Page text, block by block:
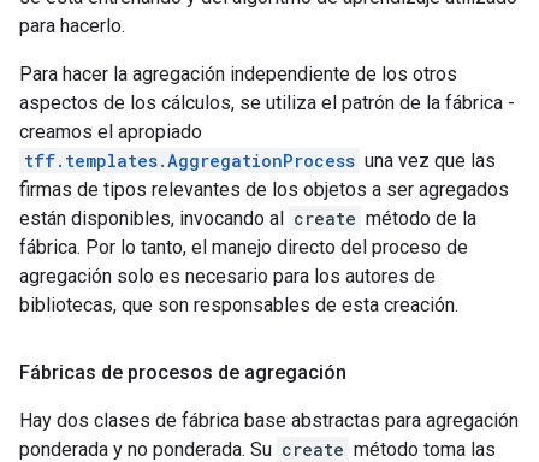
para hacerlo.
Para hacer la agregación independiente de los otros
aspectos de los cálculos, se utiliza el patrón de la fábrica -
creamos el apropiado
tff.templates.AggregationProcess una vez que las
firmas de tipos relevantes de los objetos a ser agregados
están disponibles, invocando al create método de la
fábrica. Por lo tanto, el manejo directo del proceso de
agregación solo es necesario para los autores de
bibliotecas, que son responsables de esta creación.
Fábricas de procesos de agregación
Hay dos clases de fábrica base abstractas para agregación
ponderada y no ponderada. Su create método toma las